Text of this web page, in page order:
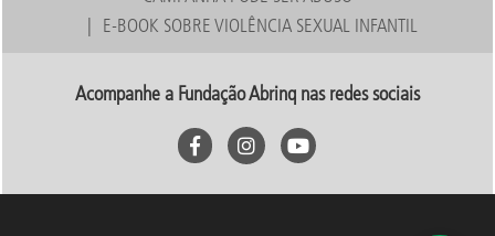
E-BOOK SOBRE VIOLÊNCIA SEXUAL INFANTIL
Acompanhe a Fundação Abrinq nas redes sociais